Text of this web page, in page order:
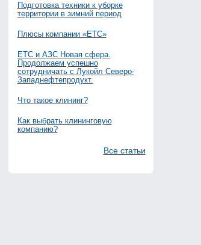
Подготовка техники к уборке
территории в зимний период
Плюсы компании «ЕТС»
ЕТС и АЗС Новая сфера.
Продолжаем успешно
сотрудничать с Лукойл Северо-
Западнефтепродукт.
Что такое клининг?
Как выбрать клининговую
компанию?
Все статьи